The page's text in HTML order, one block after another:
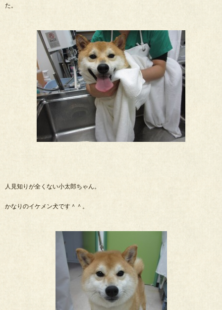
た。
人見知りが全くない小太郎ちゃん。
かなりのイケメン犬です＾＾。